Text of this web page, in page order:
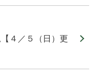
４／５（日）更